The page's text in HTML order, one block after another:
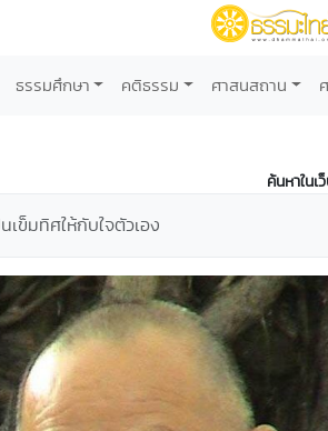
ธรรมศึกษา คติธรรม ศาสนสถาน
ค้นหาในเ
เข็มทิศให้กับใจตัวเอง